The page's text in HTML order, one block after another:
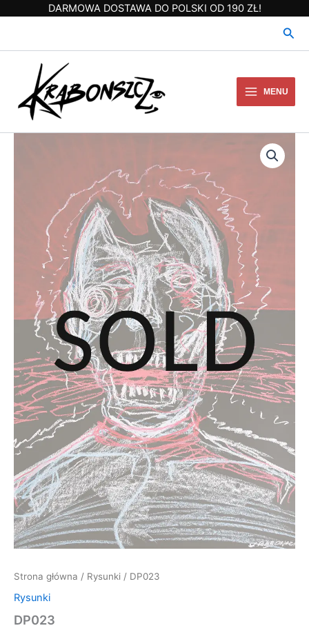
DARMOWA DOSTAWA DO POLSKI OD 190 ZŁ!
MENU
Strona główna / Rysunki / DP023
Rysunki
DP023